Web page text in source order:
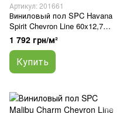
Артикул: 201661
Виниловый пол SPC Havana
Spirit Chevron Line 60x12,7
(5/0.5mm), BlissGround
1 792 грн/м²
Купить